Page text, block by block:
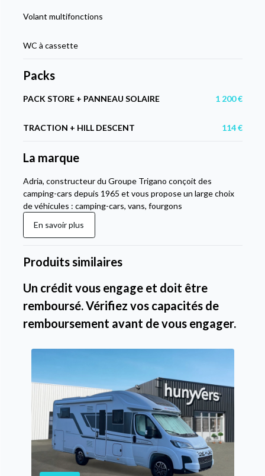
Volant multifonctions
WC à cassette
Packs
PACK STORE + PANNEAU SOLAIRE 1 200 €
TRACTION + HILL DESCENT 114 €
La marque
Adria, constructeur du Groupe Trigano conçoit des
camping-cars depuis 1965 et vous propose un large choix
de véhicules : camping-cars, vans, fourgons
En savoir plus
Produits similaires
Un crédit vous engage et doit être
remboursé. Vérifiez vos capacités de
remboursement avant de vous engager.